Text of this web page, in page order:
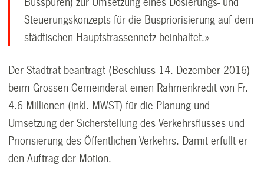
Steuerungskonzepts für die Buspriorisierung auf dem
städtischen Hauptstrassennetz beinhaltet.»
Der Stadtrat beantragt (Beschluss 14. Dezember 2016)
beim Grossen Gemeinderat einen Rahmenkredit von Fr.
4.6 Millionen (inkl. MWST) für die Planung und
Umsetzung der Sicherstellung des Verkehrsflusses und
Priorisierung des Öffentlichen Verkehrs. Damit erfüllt er
den Auftrag der Motion.